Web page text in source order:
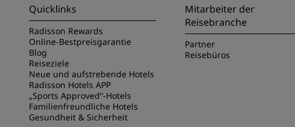
Quicklinks
Radisson Rewards
Online-Bestpreisgarantie
Blog
Reiseziele
Neue und aufstrebende Hotels
Radisson Hotels APP
„Sports Approved“-Hotels
Familienfreundliche Hotels
Gesundheit & Sicherheit
Mitarbeiter der
Reisebranche
Partner
Reisebüros